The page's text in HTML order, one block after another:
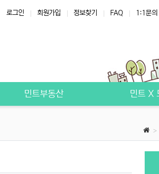
로그인 회원가입 정보찾기 FAQ 1:1문의
민트부동산 민트 X